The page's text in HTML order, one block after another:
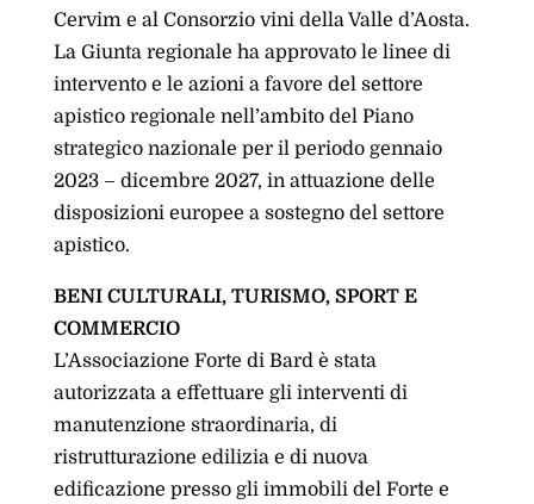
Cervim e al Consorzio vini della Valle d’Aosta.
La Giunta regionale ha approvato le linee di
intervento e le azioni a favore del settore
apistico regionale nell’ambito del Piano
strategico nazionale per il periodo gennaio
2023 – dicembre 2027, in attuazione delle
disposizioni europee a sostegno del settore
apistico.
BENI CULTURALI, TURISMO, SPORT E
COMMERCIO
L’Associazione Forte di Bard è stata
autorizzata a effettuare gli interventi di
manutenzione straordinaria, di
ristrutturazione edilizia e di nuova
edificazione presso gli immobili del Forte e